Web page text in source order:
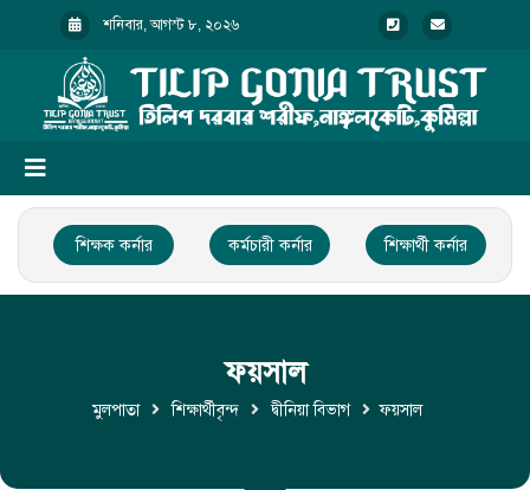
শনিবার, আগস্ট ৮, ২০২৬
শিক্ষক কর্নার কর্মচারী কর্নার শিক্ষার্থী কর্নার
ফয়সাল
মুলপাতা শিক্ষার্থীবৃন্দ দ্বীনিয়া বিভাগ ফয়সাল